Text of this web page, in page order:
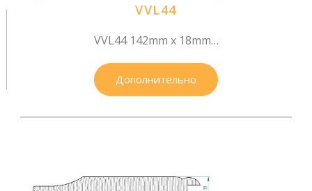
VVL44
VVL44 142mm x 18mm…
Дополнительно